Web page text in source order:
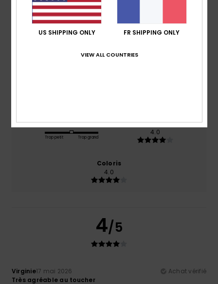
4.0
100% de nos clients recommandent ce produit
Taille
Trop petit Trop grand
Matière
4.0
Coloris
4.0
4/5
Virginie17 mai 2026
Achat vérifié
Très agréable au toucher
US SHIPPING ONLY FR SHIPPING ONLY
VIEW ALL COUNTRIES